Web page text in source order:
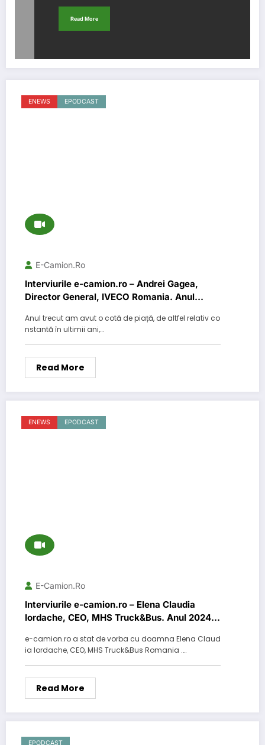
Read More
ENEWS EPODCAST
E-Camion.ro
Interviurile e-camion.ro – Andrei Gagea,
Director General, IVECO Romania. Anul
relativ constantă în ultimii ani, de
aproximativ 25%.
Anul trecut am avut o cotă de piață, de altfel relativ co
nstantă în ultimii ani,…
Read More
ENEWS EPODCAST
E-Camion.ro
Interviurile e-camion.ro – Elena Claudia
Iordache, CEO, MHS Truck&Bus. Anul 2024 l-
milioane de Euro, la nivel de Grup.
e-camion.ro a stat de vorba cu doamna Elena Claud
ia Iordache, CEO, MHS Truck&Bus Romania .…
Read More
EPODCAST